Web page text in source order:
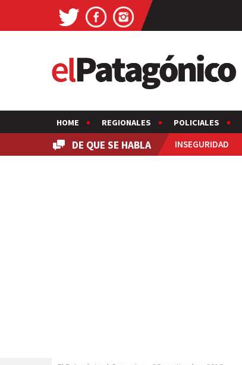
HOME REGIONALES POLICIALES
DE QUE SE HABLA INSEGURIDAD